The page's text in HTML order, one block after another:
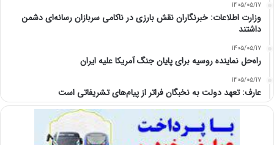
1405/05/17
وزارت اطلاعات: خبرنگاران نقش بارزی در ناکامی سربازان رسانه‌ای دشمن
داشتند
1405/05/17
راه‌حل نماینده روسیه برای پایان جنگ آمریکا علیه ایران
1405/05/17
عارف: تعهد دولت به نخبگان فراتر از پیام‎‌های تشریفاتی است